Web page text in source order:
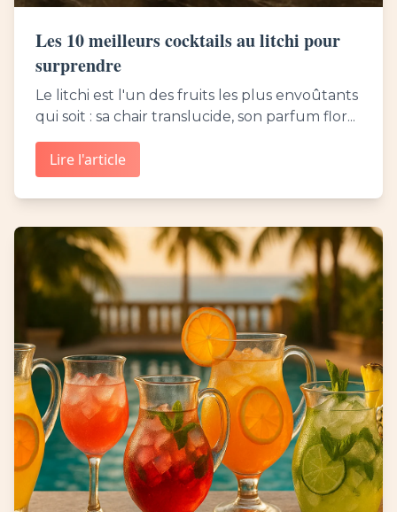
Les 10 meilleurs cocktails au litchi pour
surprendre
Le litchi est l'un des fruits les plus envoûtants
qui soit : sa chair translucide, son parfum flor...
Lire l'article